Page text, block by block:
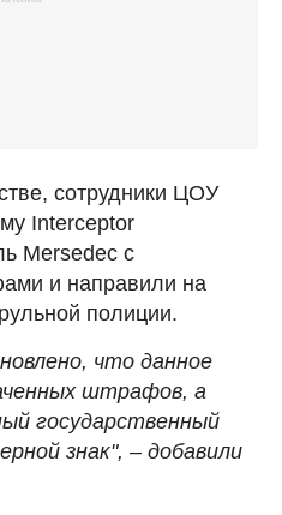
сотрудники ЦОУ
Interceptor
Mersedec с
и направили на
полиции.
что данное
штрафов, а
государственный
знак", – добавили